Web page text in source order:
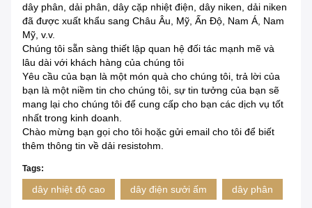
dây phân, dải phân, dây cặp nhiệt điện, dây niken, dải niken
đã được xuất khẩu sang Châu Âu, Mỹ, Ấn Độ, Nam Á, Nam
Mỹ, v.v.
Chúng tôi sẵn sàng thiết lập quan hệ đối tác mạnh mẽ và
lâu dài với khách hàng của chúng tôi
Yêu cầu của bạn là một món quà cho chúng tôi, trả lời của
bạn là một niềm tin cho chúng tôi, sự tin tưởng của bạn sẽ
mang lại cho chúng tôi để cung cấp cho bạn các dịch vụ tốt
nhất trong kinh doanh.
Chào mừng bạn gọi cho tôi hoặc gửi email cho tôi để biết
thêm thông tin về dải resistohm.
Tags:
dây nhiệt độ cao dây điện sưởi ấm dây phân